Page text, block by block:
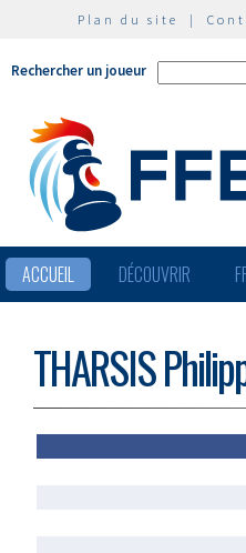
Plan du site |
Rechercher un joueur
ACCUEIL DÉCOUVRIR
THARSIS